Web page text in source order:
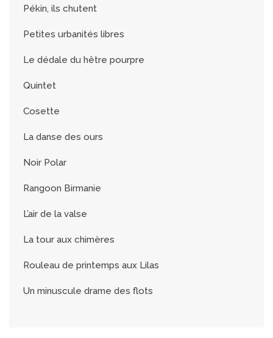
Pékin, ils chutent
Petites urbanités libres
Le dédale du hêtre pourpre
Quintet
Cosette
La danse des ours
Noir Polar
Rangoon Birmanie
L’air de la valse
La tour aux chimères
Rouleau de printemps aux Lilas
Un minuscule drame des flots